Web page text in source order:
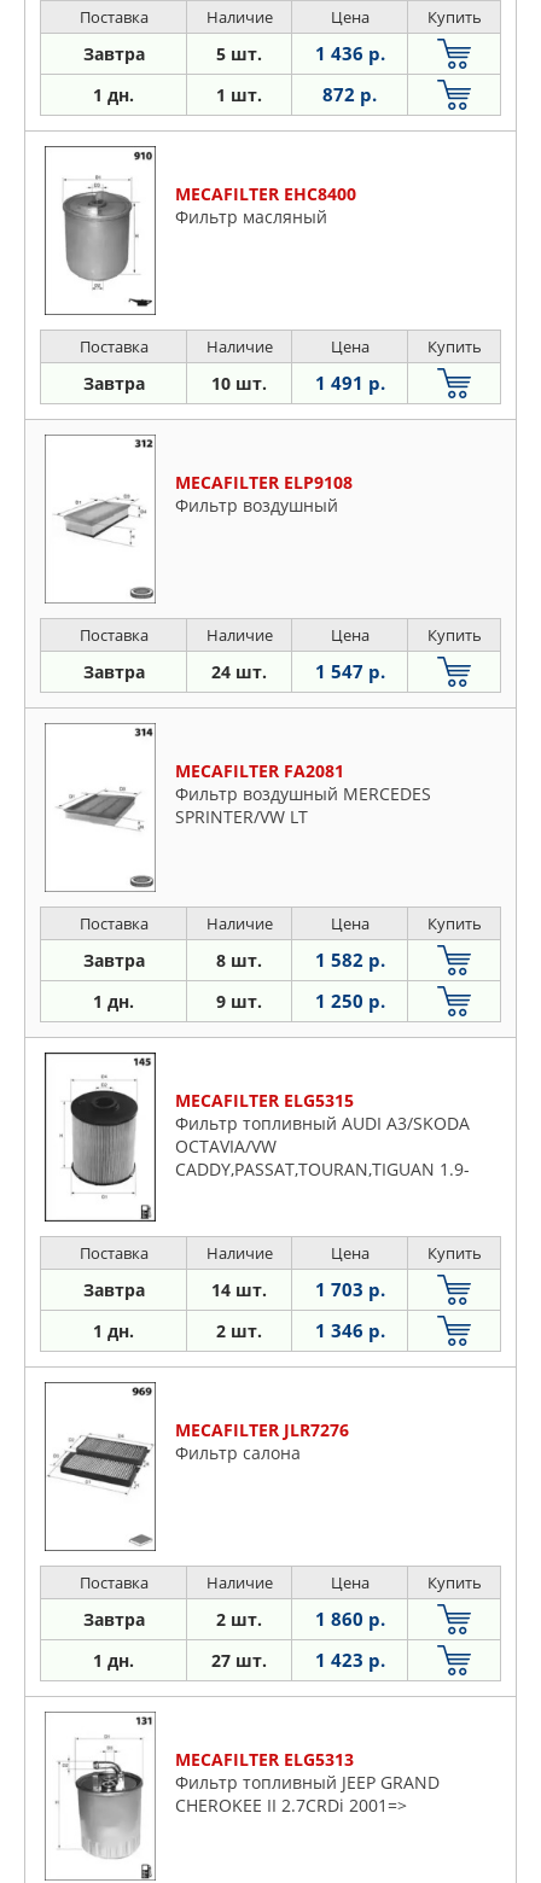
Поставка Наличие Цена Купить
Завтра 5 шт. 1 436 р.
1 дн. 1 шт. 872 р.
MECAFILTER EHC8400
Фильтр масляный
Поставка Наличие Цена Купить
Завтра 10 шт. 1 491 р.
MECAFILTER ELP9108
Фильтр воздушный
Поставка Наличие Цена Купить
Завтра 24 шт. 1 547 р.
MECAFILTER FA2081
Фильтр воздушный MERCEDES
SPRINTER/VW LT
Поставка Наличие Цена Купить
Завтра 8 шт. 1 582 р.
1 дн. 9 шт. 1 250 р.
MECAFILTER ELG5315
Фильтр топливный AUDI A3/SKODA
OCTAVIA/VW
CADDY,PASSAT,TOURAN,TIGUAN 1.9-
Поставка Наличие Цена Купить
Завтра 14 шт. 1 703 р.
1 дн. 2 шт. 1 346 р.
MECAFILTER JLR7276
Фильтр салона
Поставка Наличие Цена Купить
Завтра 2 шт. 1 860 р.
1 дн. 27 шт. 1 423 р.
MECAFILTER ELG5313
Фильтр топливный JEEP GRAND
CHEROKEE II 2.7CRDi 2001=>